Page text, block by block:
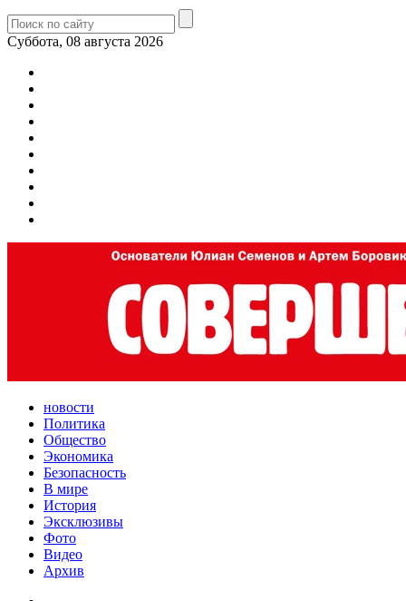
Суббота, 08 августа 2026
новости
Политика
Общество
Экономика
Безопасность
В мире
История
Эксклюзивы
Фото
Видео
Архив